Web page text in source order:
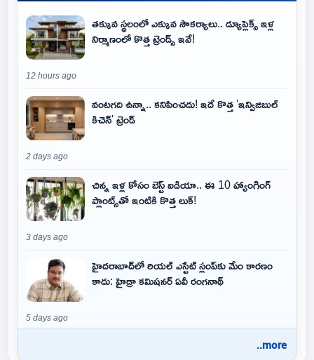
తక్కువ స్థలంలో ఎక్కువ సౌకర్యాలు.. డ్యూప్లెక్స్ ఇళ్ల
నిర్మాణంలో కొత్త ట్రెండ్స్ ఇవే!
12 hours ago
వంటగది ఉన్నా.. కనిపించదు! ఇదే కొత్త 'ఇన్విజిబుల్
కిచెన్' ట్రెండ్
2 days ago
చిన్న ఇళ్ల కోసం బెస్ట్ ఐడియా.. ఈ 10 హ్యాంగింగ్
ప్లాంట్స్‌తో ఇంటికి కొత్త లుక్!
3 days ago
హైదరాబాద్‌లో రియల్ ఎస్టేట్ స్లంప్‌కు మేం కారణం
కాదు: హైడ్రా కమిషనర్ ఏవీ రంగనాథ్
5 days ago
..more